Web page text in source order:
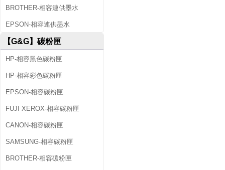
BROTHER-相容連供墨水
EPSON-相容連供墨水
【G&G】碳粉匣
HP-相容黑色碳粉匣
HP-相容彩色碳粉匣
EPSON-相容碳粉匣
FUJI XEROX-相容碳粉匣
CANON-相容碳粉匣
SAMSUNG-相容碳粉匣
BROTHER-相容碳粉匣